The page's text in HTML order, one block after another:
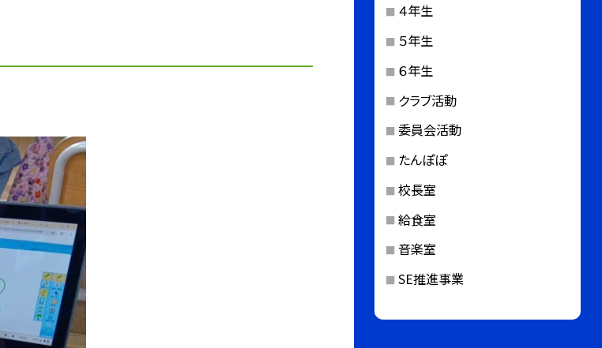
４年生
５年生
６年生
クラブ活動
委員会活動
たんぽぽ
校長室
給食室
音楽室
SE推進事業